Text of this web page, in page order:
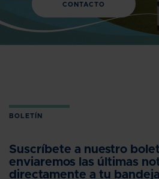
CONTACTO
BOLETÍN
Suscríbete a nuestro
enviaremos las últimas
directamente a tu